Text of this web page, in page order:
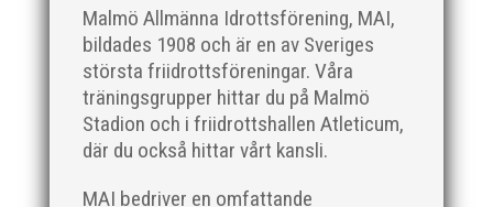
Malmö Allmänna Idrottsförening, MAI,
bildades 1908 och är en av Sveriges
största friidrottsföreningar. Våra
träningsgrupper hittar du på Malmö
Stadion och i friidrottshallen Atleticum,
där du också hittar vårt kansli.
MAI bedriver en omfattande
utveckling i en av Sveriges största
friidrottsföreningar? Malmö Allmänna Idrottsförening
– MAI – söker en engagerad, strategisk,
relationsbyggande och affärsinriktad...